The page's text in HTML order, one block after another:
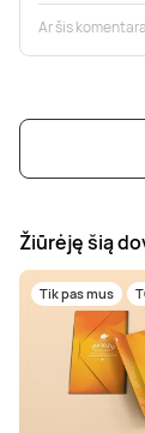
Ar šis
Žiūrėję šią
Tik pas mus